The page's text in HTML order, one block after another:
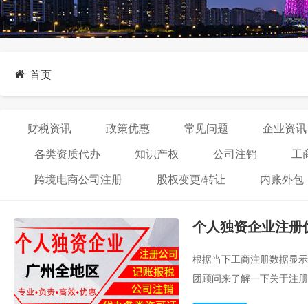
首页
财税资讯 政策优惠 常见问题 企业资讯
各类资质代办 知识产权 公司注销 工
跨境电商公司注册 股权变更/转让 内账外包
个人独资企业注册
根据当下工商注册数据显
团顾问来了解一下关于注